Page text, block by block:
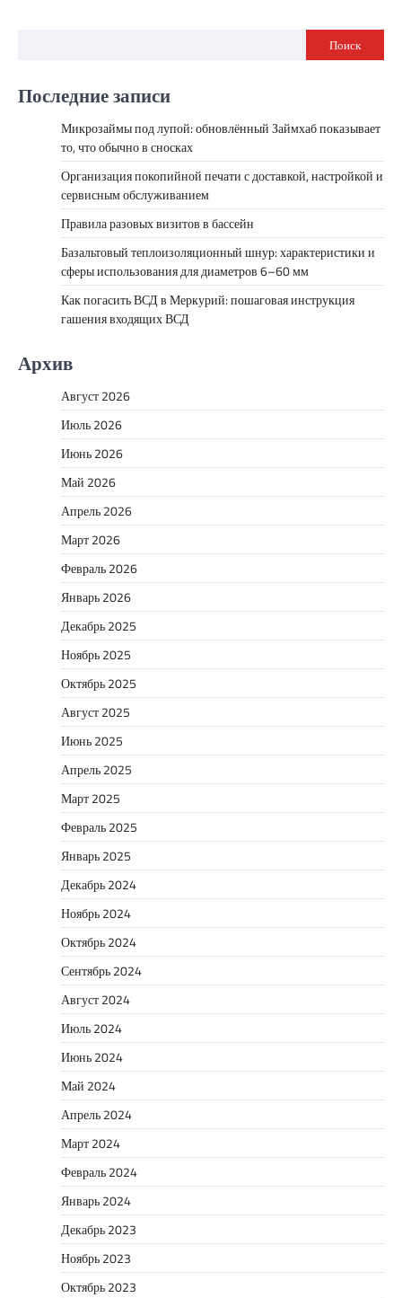
Поиск
Последние записи
Микрозаймы под лупой: обновлённый Займхаб показывает
то, что обычно в сносках
Организация покопийной печати с доставкой, настройкой и
сервисным обслуживанием
Правила разовых визитов в бассейн
Базальтовый теплоизоляционный шнур: характеристики и
сферы использования для диаметров 6–60 мм
Как погасить ВСД в Меркурий: пошаговая инструкция
гашения входящих ВСД
Архив
Август 2026
Июль 2026
Июнь 2026
Май 2026
Апрель 2026
Март 2026
Февраль 2026
Январь 2026
Декабрь 2025
Ноябрь 2025
Октябрь 2025
Август 2025
Июнь 2025
Апрель 2025
Март 2025
Февраль 2025
Январь 2025
Декабрь 2024
Ноябрь 2024
Октябрь 2024
Сентябрь 2024
Август 2024
Июль 2024
Июнь 2024
Май 2024
Апрель 2024
Март 2024
Февраль 2024
Январь 2024
Декабрь 2023
Ноябрь 2023
Октябрь 2023